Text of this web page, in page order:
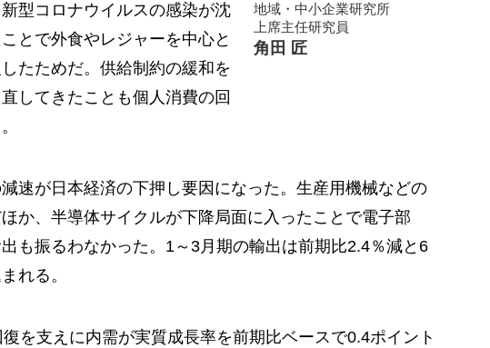
地域・中小企業研究所
上席主任研究員
角田 匠
型コロナウイルスの感染が沈
とで外食やレジャーを中心と
たためだ。供給制約の緩和を
してきたことも個人消費の回
速が日本経済の下押し要因になった。生産用機械などの
か、半導体サイクルが下降局面に入ったことで電子部
も振るわなかった。1～3月期の輸出は前期比2.4％減と6
れる。
を支えに内需が実質成長率を前期比ベースで0.4ポイント